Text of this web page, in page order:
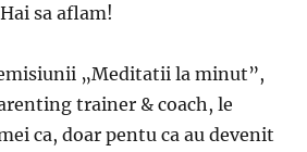
sa aflam!
„Meditatii la minut”,
trainer & coach, le
ca, doar pentu ca au devenit